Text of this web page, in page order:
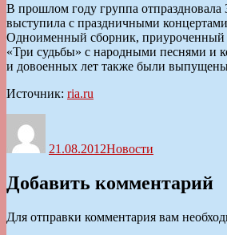
В прошлом году группа отпраздновала
выступила с праздничными
Одноименный сборник,
«Три судьбы» с народными песнями и
и довоенных лет также были выпущены
Источник: ria.ru
21.08.2012Новости
Добавить комментарий
Для отправки комментария вам